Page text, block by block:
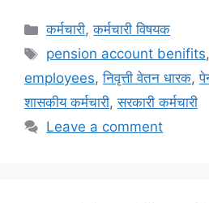
Categories
कर्मचारी,कर्मचारी विषयक
Tags
pension account benifits,
employees,निवृत्ती वेतन धारक,
शासकीय कर्मचारी,सरकारी कर्मचारी
Leave a comment